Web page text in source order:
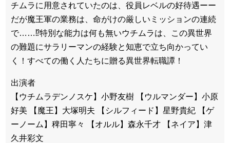
チムラに用意されていたのは、役員レベルの好待遇ーー
だが魔王軍の業務は、命がけの厳しいミッションの連続
で……⁉特別な能力は何も無いウチムラは、この異世界
の難題にサラリーマンの経験と知恵で立ち向かってい
く！すべての働く人たちに贈る異世界転職譚！
出演者
【ウチムラデンノスケ】小野友樹 【ウルマンダー】小原
好美 【魔王】大塚明夫 【シルフィード】星野貴紀 【ゲ
ーノーム】稗田寧々 【オルル】森永千才 【ネイア】津
久井彩文